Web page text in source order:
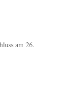
am 26.